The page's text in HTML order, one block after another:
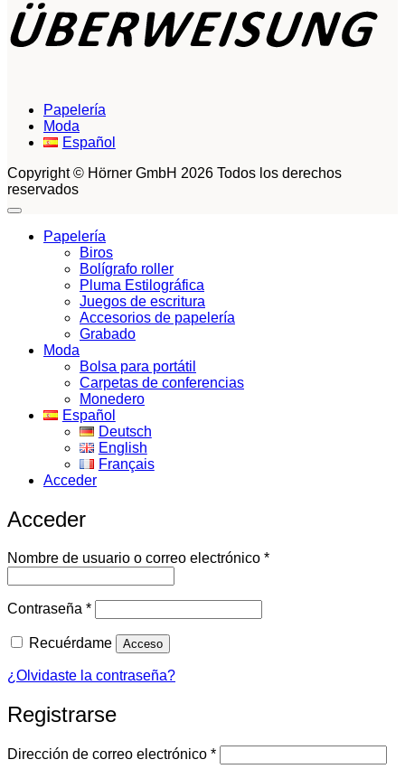
Papelería
Moda
Español
Copyright © Hörner GmbH 2026 Todos los derechos
reservados
Papelería
Biros
Bolígrafo roller
Pluma Estilográfica
Juegos de escritura
Accesorios de papelería
Grabado
Moda
Bolsa para portátil
Carpetas de conferencias
Monedero
Español
Deutsch
English
Français
Acceder
Acceder
Nombre de usuario o correo electrónico *Obligatorio
Contraseña *Obligatorio
Recuérdame Acceso
¿Olvidaste la contraseña?
Registrarse
Dirección de correo electrónico *Obligatorio